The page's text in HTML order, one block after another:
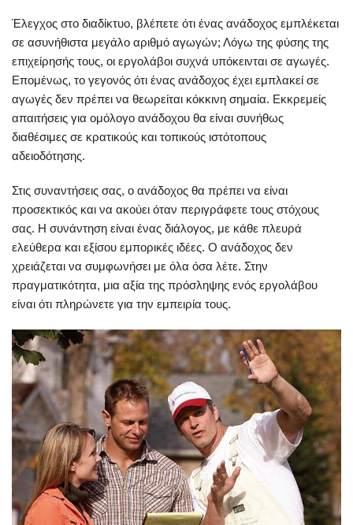
Έλεγχος στο διαδίκτυο, βλέπετε ότι ένας ανάδοχος εμπλέκεται
σε ασυνήθιστα μεγάλο αριθμό αγωγών; Λόγω της φύσης της
επιχείρησής τους, οι εργολάβοι συχνά υπόκεινται σε αγωγές.
Επομένως, το γεγονός ότι ένας ανάδοχος έχει εμπλακεί σε
αγωγές δεν πρέπει να θεωρείται κόκκινη σημαία. Εκκρεμείς
απαιτήσεις για ομόλογο ανάδοχου θα είναι συνήθως
διαθέσιμες σε κρατικούς και τοπικούς ιστότοπους
αδειοδότησης.
Στις συναντήσεις σας, ο ανάδοχος θα πρέπει να είναι
προσεκτικός και να ακούει όταν περιγράφετε τους στόχους
σας. Η συνάντηση είναι ένας διάλογος, με κάθε πλευρά
ελεύθερα και εξίσου εμπορικές ιδέες. Ο ανάδοχος δεν
χρειάζεται να συμφωνήσει με όλα όσα λέτε. Στην
πραγματικότητα, μια αξία της πρόσληψης ενός εργολάβου
είναι ότι πληρώνετε για την εμπειρία τους.